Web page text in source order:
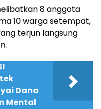
8 anggota
10 warga setempat,
terjun langsung
Dana
Mental